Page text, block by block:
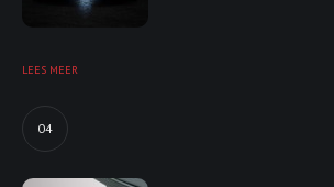
LEES MEER
04